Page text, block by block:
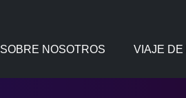
SOBRE NOSOTROS VIAJE DE